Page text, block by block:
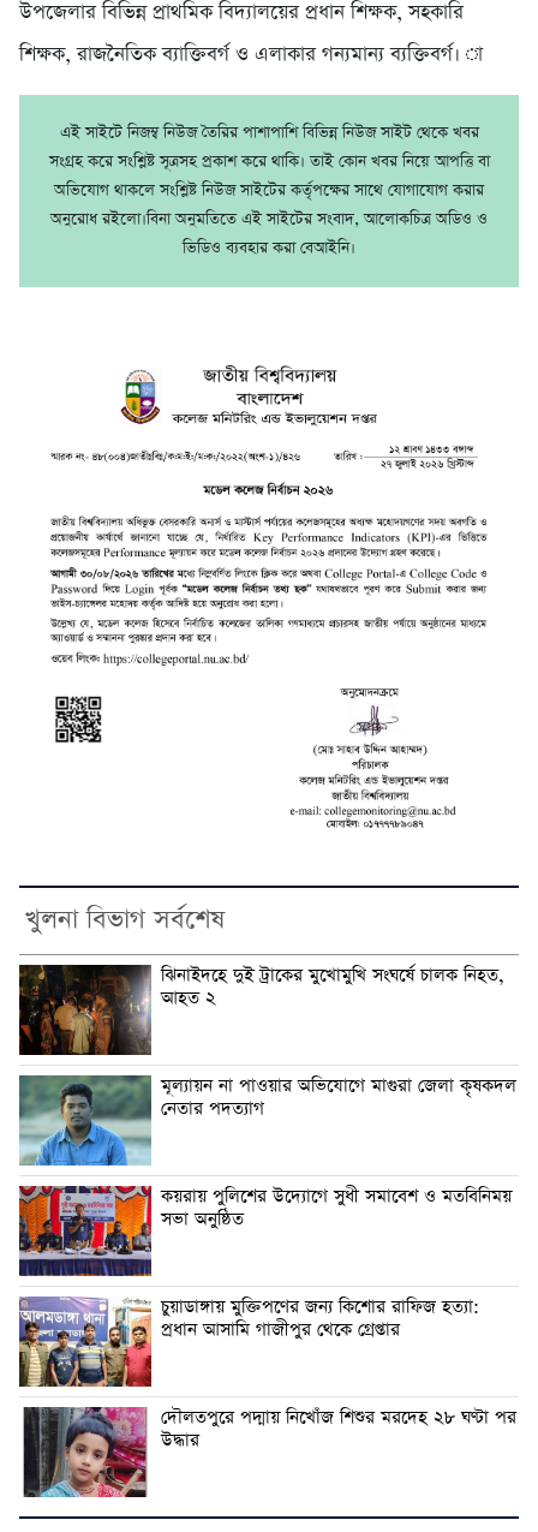
উপজেলার বিভিন্ন প্রাথমিক বিদ্যালয়ের প্রধান শিক্ষক, সহকারি
শিক্ষক, রাজনৈতিক ব্যাক্তিবর্গ ও এলাকার গন্যমান্য ব্যক্তিবর্গ। া
এই সাইটে নিজম্ব নিউজ তৈরির পাশাপাশি বিভিন্ন নিউজ সাইট থেকে খবর
সংগ্রহ করে সংশ্লিষ্ট সূত্রসহ প্রকাশ করে থাকি। তাই কোন খবর নিয়ে আপত্তি বা
অভিযোগ থাকলে সংশ্লিষ্ট নিউজ সাইটের কর্তৃপক্ষের সাথে যোগাযোগ করার
অনুরোধ রইলো।বিনা অনুমতিতে এই সাইটের সংবাদ, আলোকচিত্র অডিও ও
ভিডিও ব্যবহার করা বেআইনি।
খুলনা বিভাগ সর্বশেষ
ঝিনাইদহে দুই ট্রাকের মুখোমুখি সংঘর্ষে চালক নিহত,
আহত ২
মূল্যায়ন না পাওয়ার অভিযোগে মাগুরা জেলা কৃষকদল
নেতার পদত্যাগ
কয়রায় পুলিশের উদ্যোগে সুধী সমাবেশ ও মতবিনিময়
সভা অনুষ্ঠিত
চুয়াডাঙ্গায় মুক্তিপণের জন্য কিশোর রাফিজ হত্যা:
প্রধান আসামি গাজীপুর থেকে গ্রেপ্তার
দৌলতপুরে পদ্মায় নিখোঁজ শিশুর মরদেহ ২৮ ঘণ্টা পর
উদ্ধার